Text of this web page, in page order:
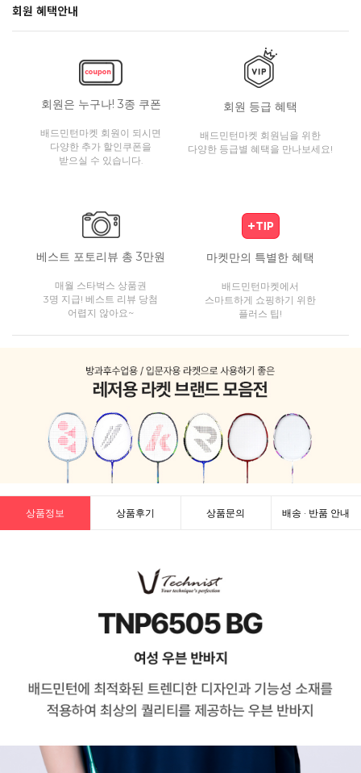
회원 혜택안내
회원은 누구나! 3종 쿠폰
배드민턴마켓 회원이 되시면
다양한 추가 할인쿠폰을
받으실 수 있습니다.
회원 등급 혜택
배드민턴마켓 회원님을 위한
다양한 등급별 혜택을 만나보세요!
베스트 포토리뷰 총 3만원
매월 스타벅스 상품권
3명 지급! 베스트 리뷰 당첨
어렵지 않아요~
마켓만의 특별한 혜택
배드민턴마켓에서
스마트하게 쇼핑하기 위한
플러스 팁!
상품정보 상품후기 상품문의 배송 · 반품 안내